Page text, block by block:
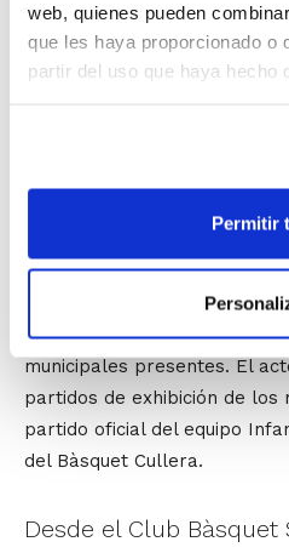
web, quienes pueden
que les haya proporcionado o
partir del uso que haya hecho
Permitir
la ilusión y el trabajo del
que hacen posible el
unas medallas
Más tarde se realizó la foto
equipos, los entrenadores,
la Escuela, Javi Ortells,
municipales presentes. El
partidos de exhibición de los
partido oficial del equipo
del Bàsquet Cullera.
Desde el Club Bàsquet